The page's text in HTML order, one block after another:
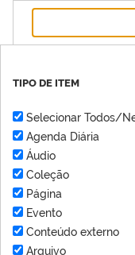
TIPO DE ITEM
Selecionar Todos/
Agenda Diária
Áudio
Coleção
Página
Evento
Conteúdo externo
Arquivo